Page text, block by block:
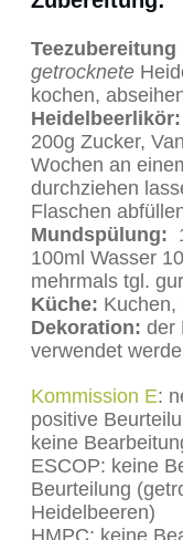
Teezubereitung
getrocknete
kochen,
Heidelbeerlikör:
200g Zucker,
Wochen an
durchziehen
Flaschen
Mundspülung:
100ml Wasser
mehrmals tgl.
Küche: Kuchen,
Dekoration: der
verwendet
Kommission E:
positive
keine
ESCOP: keine
Beurteilung
Heidelbeeren)
HMPC: keine